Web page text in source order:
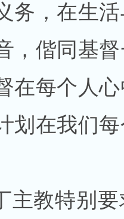
务，在生
，偕同基
在每个人
划在我们
主教特别要